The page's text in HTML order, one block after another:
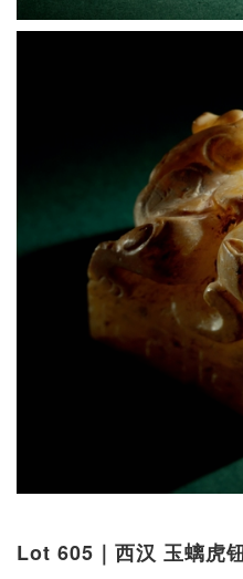
Lot 605｜西汉 玉螭虎